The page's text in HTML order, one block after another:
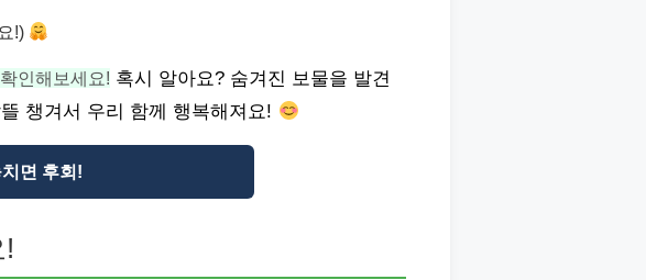
!)
인해보세요! 혹시 알아요? 숨겨진 보물을 발견
챙겨서 우리 함께 행복해져요!
면 후회!